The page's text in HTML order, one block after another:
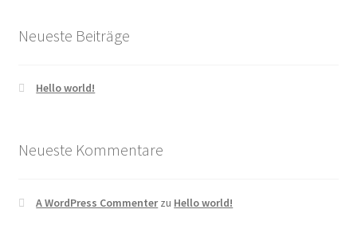
Neueste Beiträge
Hello world!
Neueste Kommentare
A WordPress Commenterzu Hello world!